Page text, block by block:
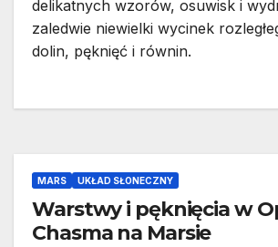
delikatnych wzorów, osuwisk i
zaledwie niewielki wycinek
dolin, pęknięć i równin.
MARS UKŁAD SŁONECZNY
Warstwy i pęknięcia w
Chasma na Marsie